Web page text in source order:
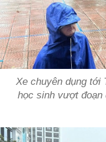
Xe chuyên dụng tới
học sinh vượt